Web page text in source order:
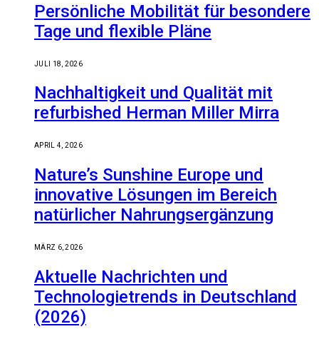
Persönliche Mobilität für besondere
Tage und flexible Pläne
JULI 18, 2026
Nachhaltigkeit und Qualität mit
refurbished Herman Miller Mirra
APRIL 4, 2026
Nature’s Sunshine Europe und
innovative Lösungen im Bereich
natürlicher Nahrungsergänzung
MÄRZ 6, 2026
Aktuelle Nachrichten und
Technologietrends in Deutschland
(2026)